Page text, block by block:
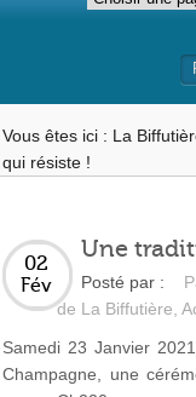
Vous êtes ici : La
qui résiste !
Une
02
Fév Posté par :
de La Biffutière ,
Samedi 23 Janvier
Champagne, une